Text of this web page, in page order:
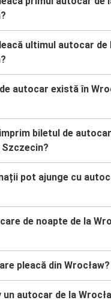
ultimul autocar de
autocar există în
biletul de
Szczecin?
pot ajunge cu
de noapte de la
pleacă din Wrocław?
un autocar de la